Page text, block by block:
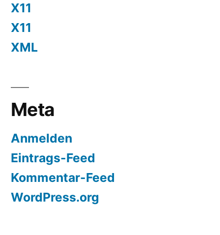
X11
X11
XML
Meta
Anmelden
Eintrags-Feed
Kommentar-Feed
WordPress.org